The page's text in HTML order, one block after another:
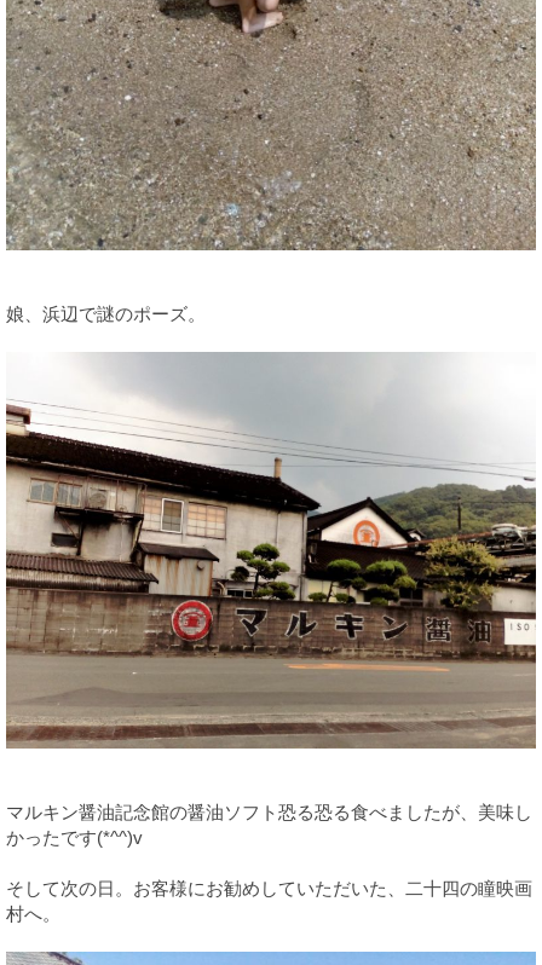
娘、浜辺で謎のポーズ。
マルキン醤油記念館の醤油ソフト恐る恐る食べましたが、美味し
かったです(*^^)v
そして次の日。お客様にお勧めしていただいた、二十四の瞳映画
村へ。